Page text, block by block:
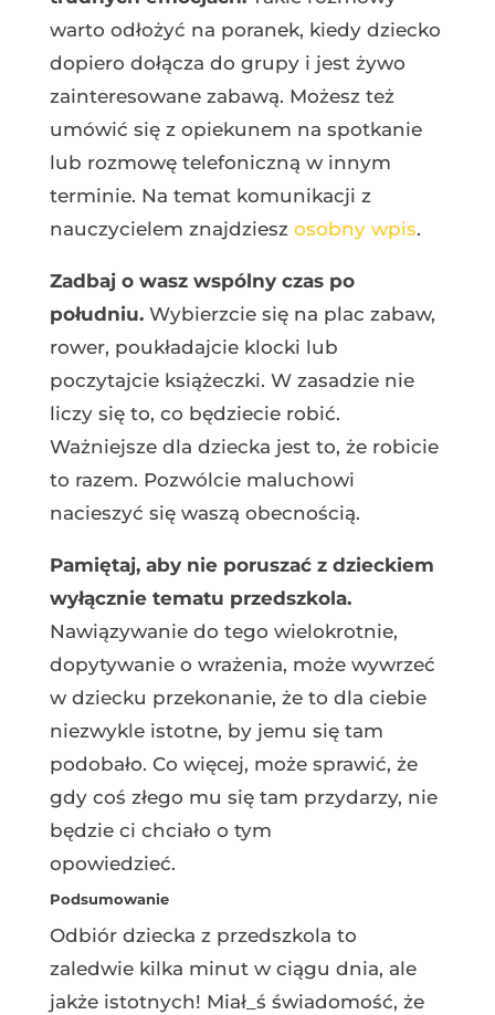
warto odłożyć na poranek, kiedy dziecko
dopiero dołącza do grupy i jest żywo
zainteresowane zabawą. Możesz też
umówić się z opiekunem na spotkanie
lub rozmowę telefoniczną w innym
terminie. Na temat komunikacji z
nauczycielem znajdziesz osobny wpis.
Zadbaj o wasz wspólny czas po
południu.Wybierzcie się na plac zabaw,
rower, poukładajcie klocki lub
poczytajcie książeczki. W zasadzie nie
liczy się to, co będziecie robić.
Ważniejsze dla dziecka jest to, że robicie
to razem. Pozwólcie maluchowi
nacieszyć się waszą obecnością.
Pamiętaj, aby nie poruszać z dzieckiem
wyłącznie tematu przedszkola.
Nawiązywanie do tego wielokrotnie,
dopytywanie o wrażenia, może wywrzeć
w dziecku przekonanie, że to dla ciebie
niezwykle istotne, by jemu się tam
podobało. Co więcej, może sprawić, że
gdy coś złego mu się tam przydarzy, nie
będzie ci chciało o tym
opowiedzieć.
Podsumowanie
Odbiór dziecka z przedszkola to
zaledwie kilka minut w ciągu dnia, ale
jakże istotnych! Miał_ś świadomość, że